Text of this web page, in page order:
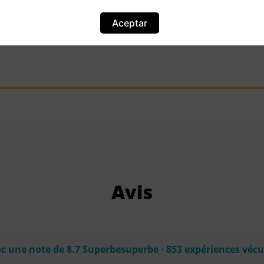
39, Avenue de lOpéra, 2e arr., 75002 Paris, France
Avis
une note de 8.7 Superbesuperbe · 853 expériences
Aceptar